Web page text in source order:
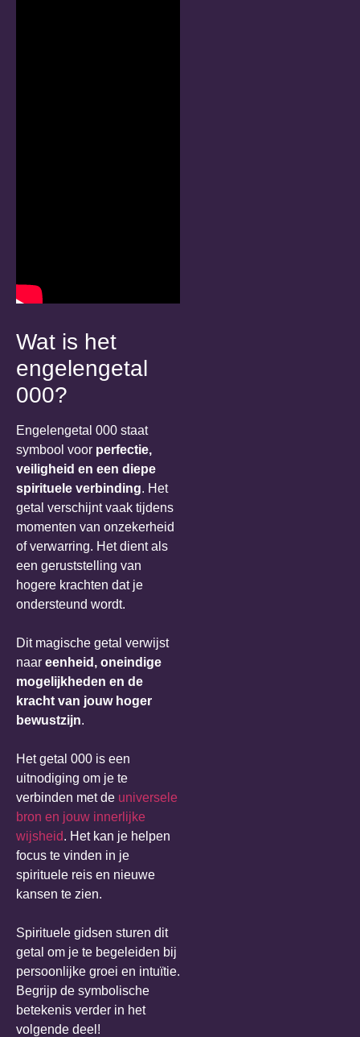
Wat is het
engelengetal
000?
Engelengetal 000 staat
symbool voor perfectie,
veiligheid en een diepe
spirituele verbinding. Het
getal verschijnt vaak tijdens
momenten van onzekerheid
of verwarring. Het dient als
een geruststelling van
hogere krachten dat je
ondersteund wordt.
Dit magische getal verwijst
naar eenheid, oneindige
mogelijkheden en de
kracht van jouw hoger
bewustzijn.
Het getal 000 is een
uitnodiging om je te
verbinden met de universele
bron en jouw innerlijke
wijsheid. Het kan je helpen
focus te vinden in je
spirituele reis en nieuwe
kansen te zien.
Spirituele gidsen sturen dit
getal om je te begeleiden bij
persoonlijke groei en intuïtie.
Begrijp de symbolische
betekenis verder in het
volgende deel!